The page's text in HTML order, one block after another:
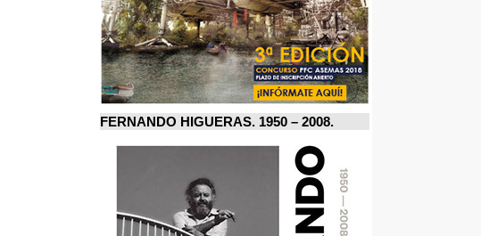
FERNANDO HIGUERAS. 1950 – 2008.